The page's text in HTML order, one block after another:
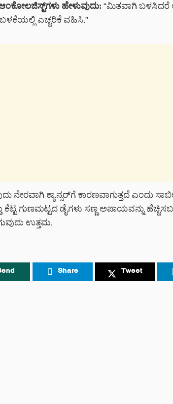
ಹೇಳುವುದು:“ಮಿತವಾಗಿ
ಎಚ್ಚರಿಕೆ ವಹಿಸಿ.”
ನೇರವಾಗಿ ಕ್ಯಾನ್ಸರ್‌ಗೆ ಕಾರಣವಾಗುತ್ತದೆ ಎಂದು
ಗುಣಮಟ್ಟದ ಡೈಗಳು ಸಣ್ಣ ಅಪಾಯವನ್ನು
ಉತ್ತಮ.
Share Tweet